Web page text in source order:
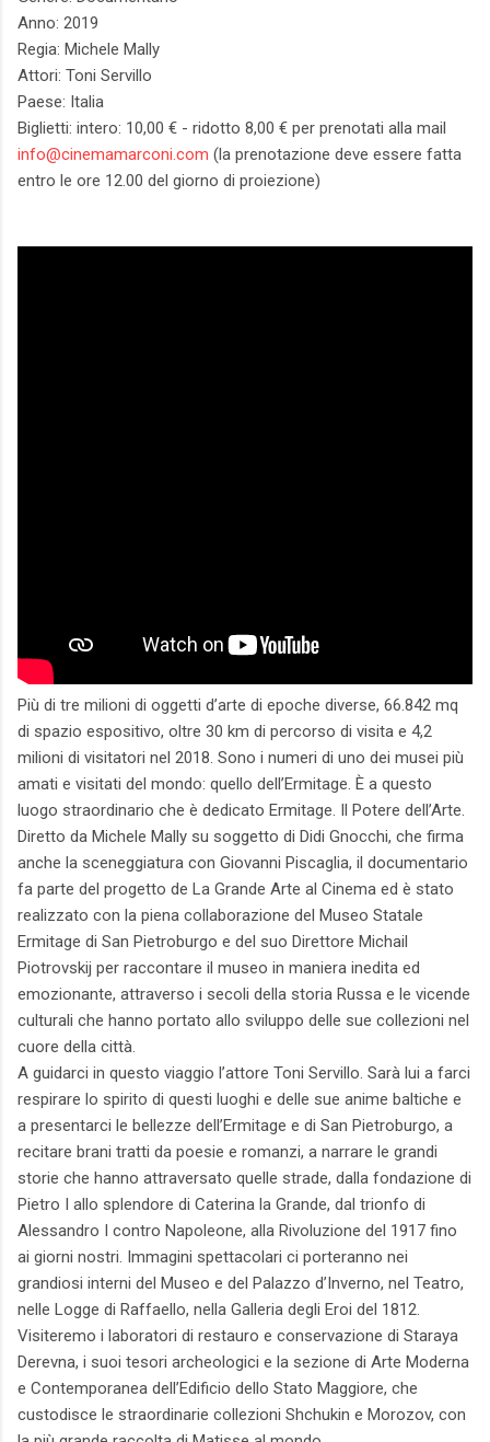
Anno: 2019
Regia: Michele Mally
Attori: Toni Servillo
Paese: Italia
Biglietti: intero: 10,00 € - ridotto 8,00 € per prenotati alla mail
info@cinemamarconi.com (la prenotazione deve essere fatta
entro le ore 12.00 del giorno di proiezione)
Più di tre milioni di oggetti d’arte di epoche diverse, 66.842 mq
di spazio espositivo, oltre 30 km di percorso di visita e 4,2
milioni di visitatori nel 2018. Sono i numeri di uno dei musei più
amati e visitati del mondo: quello dell’Ermitage. È a questo
luogo straordinario che è dedicato Ermitage. Il Potere dell’Arte.
Diretto da Michele Mally su soggetto di Didi Gnocchi, che firma
anche la sceneggiatura con Giovanni Piscaglia, il documentario
fa parte del progetto de La Grande Arte al Cinema ed è stato
realizzato con la piena collaborazione del Museo Statale
Ermitage di San Pietroburgo e del suo Direttore Michail
Piotrovskij per raccontare il museo in maniera inedita ed
emozionante, attraverso i secoli della storia Russa e le vicende
culturali che hanno portato allo sviluppo delle sue collezioni nel
cuore della città.
A guidarci in questo viaggio l’attore Toni Servillo. Sarà lui a farci
respirare lo spirito di questi luoghi e delle sue anime baltiche e
a presentarci le bellezze dell’Ermitage e di San Pietroburgo, a
recitare brani tratti da poesie e romanzi, a narrare le grandi
storie che hanno attraversato quelle strade, dalla fondazione di
Pietro I allo splendore di Caterina la Grande, dal trionfo di
Alessandro I contro Napoleone, alla Rivoluzione del 1917 fino
ai giorni nostri. Immagini spettacolari ci porteranno nei
grandiosi interni del Museo e del Palazzo d’Inverno, nel Teatro,
nelle Logge di Raffaello, nella Galleria degli Eroi del 1812.
Visiteremo i laboratori di restauro e conservazione di Staraya
Derevna, i suoi tesori archeologici e la sezione di Arte Moderna
e Contemporanea dell’Edificio dello Stato Maggiore, che
custodisce le straordinarie collezioni Shchukin e Morozov, con